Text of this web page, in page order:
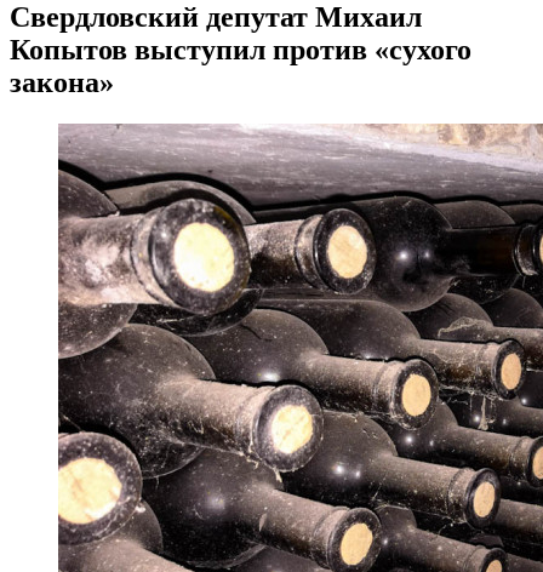
Свердловский депутат Михаил
Копытов выступил против «сухого
закона»